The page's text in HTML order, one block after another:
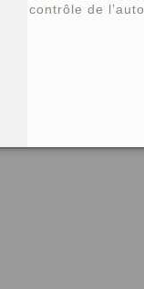
contrôle de